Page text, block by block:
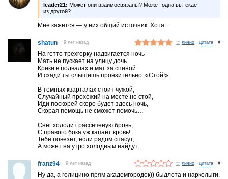
leader21: Может они взаимосвязаны? Может одна вытекает
из другой?
Мне кажется — у них общий источник. Хотя…
shatun 9 лет назад лично #
На гетто трехгорку надвигается ночь
Мать не пускает на улицу дочь
Крики в подвалах и мат за спиной
И сзади ты слышишь пронзительно: «Стой!»
В темных кварталах стоит чужой,
Случайный прохожий на месте не стой,
Иди поскорей скоро будет здесь ночь,
Скорая помощь не сможет помочь…
Снег холодит рассеченую бровь,
С правого бока уж капает кровь!
Тебе повезет, если рядом спасут,
А может на утро холодным найдут.
franz94 9 лет назад лично #
Ну да, а голицино прям академгородок)) быдлота и нарколыги.